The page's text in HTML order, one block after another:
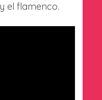
el flamenco.